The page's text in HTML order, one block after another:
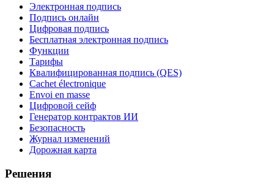
Электронная подпись
Подпись онлайн
Цифровая подпись
Бесплатная электронная подпись
Функции
Тарифы
Квалифицированная подпись (QES)
Cachet électronique
Envoi en masse
Цифровой сейф
Генератор контрактов ИИ
Безопасность
Журнал изменений
Дорожная карта
Решения